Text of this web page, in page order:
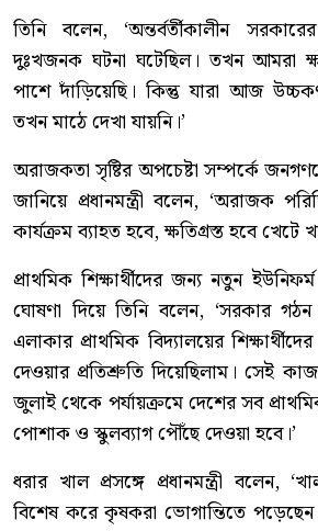
তিনি বলেন, ‘অন্তর্বর্তীকালীন
দুঃখজনক ঘটনা ঘটেছিল। তখন আমরা
পাশে দাঁড়িয়েছি। কিন্তু যারা আজ
তখন মাঠে দেখা যায়নি।’
অরাজকতা সৃষ্টির অপচেষ্টা সম্পর্কে
জানিয়ে প্রধানমন্ত্রী বলেন, ‘অরাজক
কার্যক্রম ব্যাহত হবে, ক্ষতিগ্রস্ত হবে খেটে
প্রাথমিক শিক্ষার্থীদের জন্য নতুন
ঘোষণা দিয়ে তিনি বলেন, ‘সরকার
এলাকার প্রাথমিক বিদ্যালয়ের
দেওয়ার প্রতিশ্রুতি দিয়েছিলাম। সেই
জুলাই থেকে পর্যায়ক্রমে দেশের সব
পোশাক ও স্কুলব্যাগ পৌঁছে দেওয়া হবে।’
ধরার খাল প্রসঙ্গে প্রধানমন্ত্রী বলেন,
বিশেষ করে কৃষকরা ভোগান্তিতে